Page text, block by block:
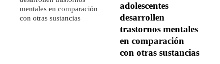
adolescentes
desarrollen
trastornos mentales
en comparación
con otras sustancias